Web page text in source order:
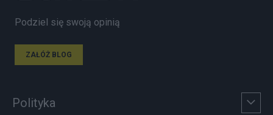
Podziel się swoją opinią
ZAŁÓŻ BLOG
Polityka